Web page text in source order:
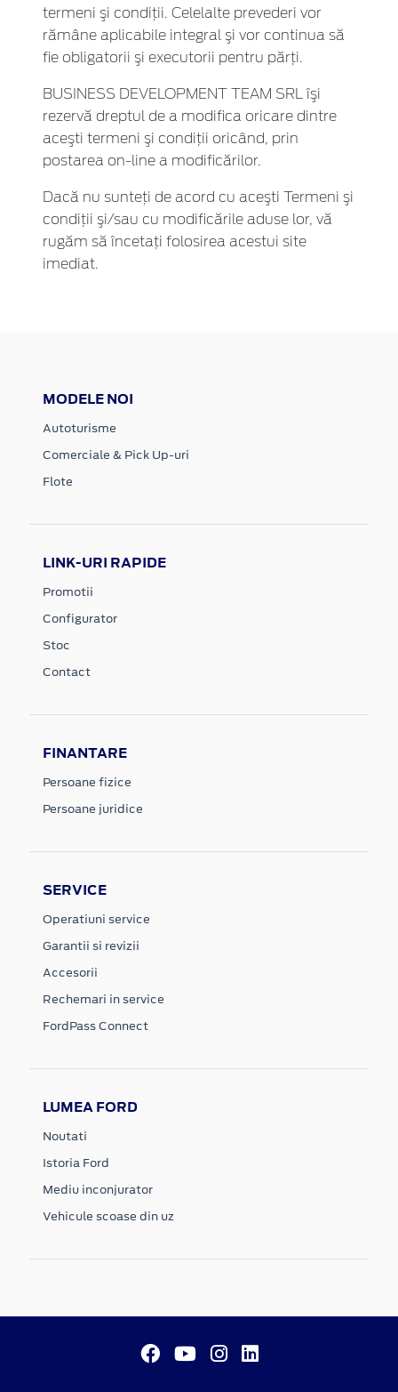
termeni şi condiţii. Celelalte prevederi vor
rămâne aplicabile integral şi vor continua să
fie obligatorii şi executorii pentru părţi.
BUSINESS DEVELOPMENT TEAM SRL îşi
rezervă dreptul de a modifica oricare dintre
aceşti termeni şi condiţii oricând, prin
postarea on-line a modificărilor.
Dacă nu sunteţi de acord cu aceşti Termeni şi
condiţii şi/sau cu modificările aduse lor, vă
rugăm să încetaţi folosirea acestui site
imediat.
MODELE NOI
Autoturisme
Comerciale & Pick Up-uri
Flote
LINK-URI RAPIDE
Promotii
Configurator
Stoc
Contact
FINANTARE
Persoane fizice
Persoane juridice
SERVICE
Operatiuni service
Garantii si revizii
Accesorii
Rechemari in service
FordPass Connect
LUMEA FORD
Noutati
Istoria Ford
Mediu inconjurator
Vehicule scoase din uz